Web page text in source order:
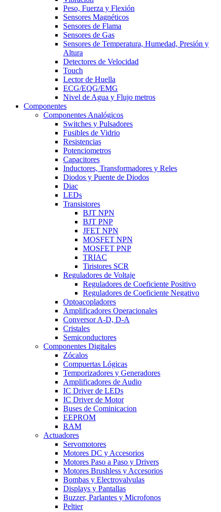
Peso, Fuerza y Flexión
Sensores Magnéticos
Sensores de Flama
Sensores de Gas
Sensores de Temperatura, Humedad, Presión y
Altura
Detectores de Velocidad
Touch
Lector de Huella
ECG/EQG/EMG
Nivel de Agua y Flujo metros
Componentes
Componentes Analógicos
Switches y Pulsadores
Fusibles de Vidrio
Resistencias
Potenciometros
Capacitores
Inductores, Transformadores y Reles
Diodos y Puente de Diodos
Diac
LEDs
Transistores
BJT NPN
BJT PNP
JFET NPN
MOSFET NPN
MOSFET PNP
TRIAC
Tiristores SCR
Reguladores de Voltaje
Reguladores de Coeficiente Positivo
Reguladores de Coeficiente Negativo
Optoacopladores
Amplificadores Operacionales
Conversor A-D, D-A
Cristales
Semiconductores
Componentes Digitales
Zócalos
Compuertas Lógicas
Temporizadores y Generadores
Amplificadores de Audio
IC Driver de LEDs
IC Driver de Motor
Buses de Cominicacion
EEPROM
RAM
Actuadores
Servomotores
Motores DC y Accesorios
Motores Paso a Paso y Drivers
Motores Brushless y Accesorios
Bombas y Electrovalvulas
Displays y Pantallas
Buzzer, Parlantes y Microfonos
Peltier